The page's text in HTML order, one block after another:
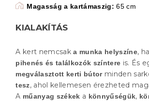
Magasság a kartámaszig: 65 cm
KIALAKÍTÁS
A kert nemcsaka munka helyszíne,
pihenés és találkozók színtere is. És
megválasztott kerti bútorminden
tesz, ahol kellemesen érezheted
A műanyag székek a könnyűségük,